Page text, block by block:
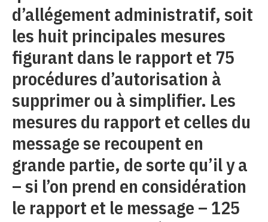
d’allégement administratif, soit
les huit principales mesures
figurant dans le rapport et 75
procédures d’autorisation à
supprimer ou à simplifier. Les
mesures du rapport et celles du
message se recoupent en
grande partie, de sorte qu’il y a
– si l’on prend en considération
le rapport et le message – 125